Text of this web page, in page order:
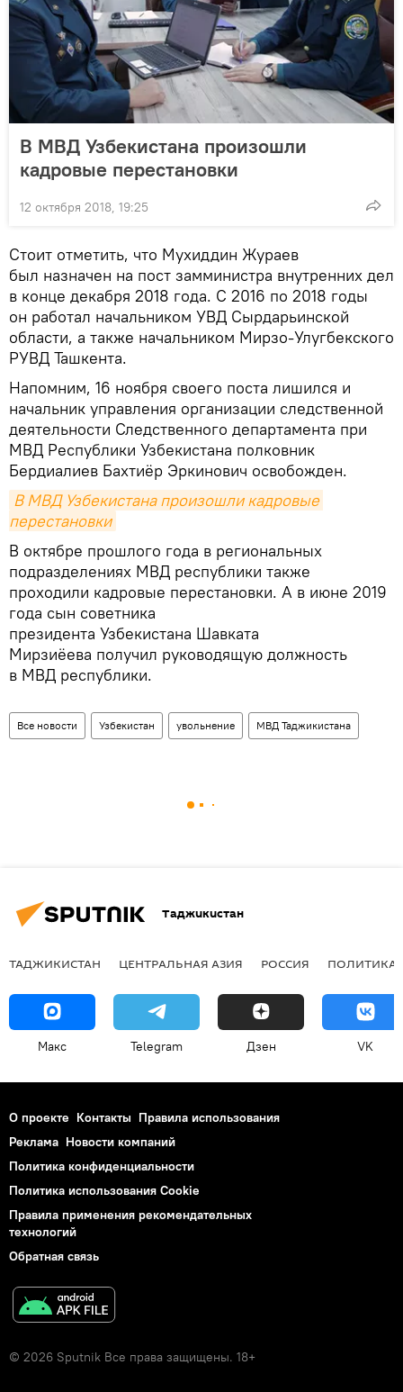
В МВД Узбекистана произошли
кадровые перестановки
12 октября 2018, 19:25
Стоит отметить, что Мухиддин Жураев
был назначен на пост замминистра внутренних дел
в конце декабря 2018 года. С 2016 по 2018 годы
он работал начальником УВД Сырдарьинской
области, а также начальником Мирзо-Улугбекского
РУВД Ташкента.
Напомним, 16 ноября своего поста лишился и
начальник управления организации следственной
деятельности Следственного департамента при
МВД Республики Узбекистана полковник
Бердиалиев Бахтиёр Эркинович освобожден.
В МВД Узбекистана произошли кадровые
перестановки
В октябре прошлого года в региональных
подразделениях МВД республики также
проходили кадровые перестановки. А в июне 2019
года сын советника
президента Узбекистана Шавката
Мирзиёева получил руководящую должность
в МВД республики.
Все новости Узбекистан увольнение МВД Таджикистана
Таджикистан
ТАДЖИКИСТАН ЦЕНТРАЛЬНАЯ АЗИЯ РОССИЯ ПОЛИТИКА
Макс Telegram Дзен VK
О проекте Контакты Правила использования
Реклама Новости компаний
Политика конфиденциальности
Политика использования Cookie
Правила применения рекомендательных
технологий
Обратная связь
© 2026 Sputnik Все права защищены. 18+